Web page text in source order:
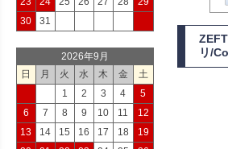
リ/
30
31
2026年9月
日
月 火 水 木 金
土
1
2 3 4
5
6
7 8 9 10 11
12
13
14 15 16 17 18
19